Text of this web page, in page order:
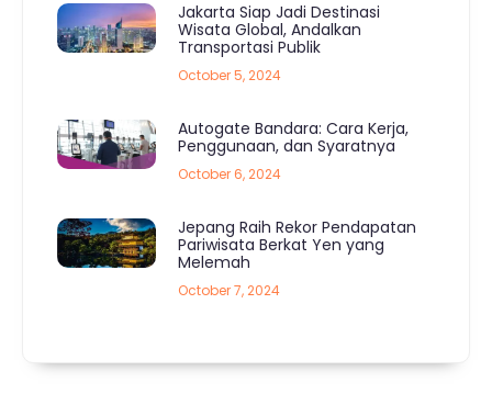
Jakarta Siap Jadi Destinasi
Wisata Global, Andalkan
Transportasi Publik
October 5, 2024
Autogate Bandara: Cara Kerja,
Penggunaan, dan Syaratnya
October 6, 2024
Jepang Raih Rekor Pendapatan
Pariwisata Berkat Yen yang
Melemah
October 7, 2024